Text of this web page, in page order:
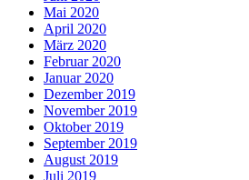
Mai 2020
April 2020
März 2020
Februar 2020
Januar 2020
Dezember 2019
November 2019
Oktober 2019
September 2019
August 2019
Juli 2019